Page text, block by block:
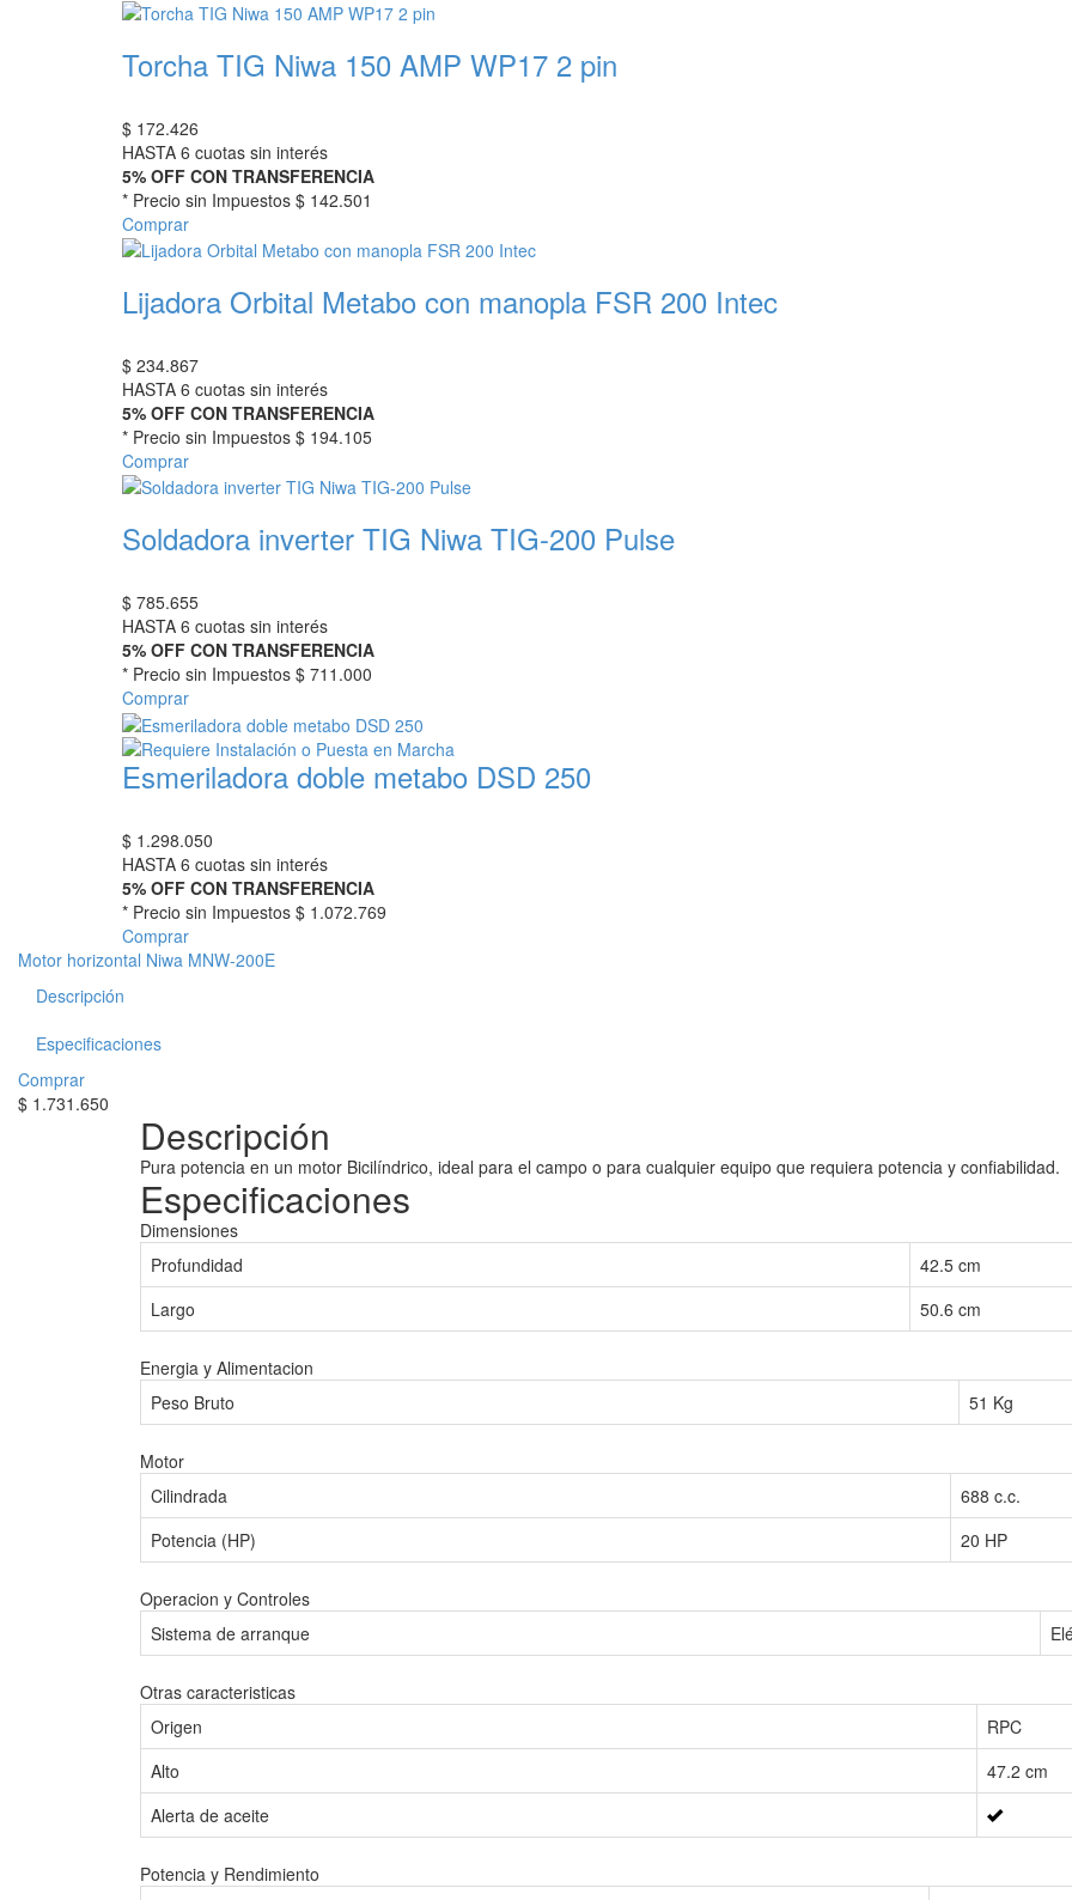
Torcha TIG Niwa 150 AMP WP17 2 pin
$ 172.426
HASTA 6 cuotas sin interés
5% OFF CON TRANSFERENCIA
* Precio sin Impuestos $ 142.501
Comprar
Lijadora Orbital Metabo con manopla FSR 200 Intec
$ 234.867
HASTA 6 cuotas sin interés
5% OFF CON TRANSFERENCIA
* Precio sin Impuestos $ 194.105
Comprar
Soldadora inverter TIG Niwa TIG-200 Pulse
$ 785.655
HASTA 6 cuotas sin interés
5% OFF CON TRANSFERENCIA
* Precio sin Impuestos $ 711.000
Comprar
Esmeriladora doble metabo DSD 250
$ 1.298.050
HASTA 6 cuotas sin interés
5% OFF CON TRANSFERENCIA
* Precio sin Impuestos $ 1.072.769
Comprar
Motor horizontal Niwa MNW-200E
Descripción
Especificaciones
Comprar
$ 1.731.650
Descripción
Pura potencia en un motor Bicilíndrico, ideal para el campo o para cualquier equipo que requiera potencia y confiabilidad.
Especificaciones
Dimensiones
Profundidad
42.5 cm
Largo
50.6 cm
Energia y Alimentacion
Peso Bruto
51 Kg
Motor
Cilindrada
688 c.c.
Potencia (HP)
20 HP
Operacion y Controles
Sistema de arranque
Otras caracteristicas
Origen
RPC
Alto
47.2 cm
Alerta de aceite
Potencia y Rendimiento